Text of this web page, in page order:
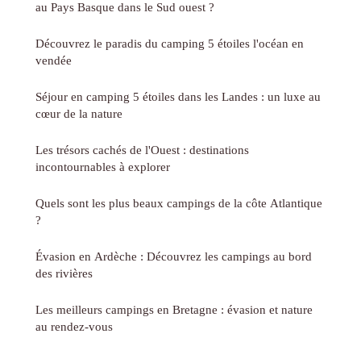
au Pays Basque dans le Sud ouest ?
Découvrez le paradis du camping 5 étoiles l'océan en
vendée
Séjour en camping 5 étoiles dans les Landes : un luxe au
cœur de la nature
Les trésors cachés de l'Ouest : destinations
incontournables à explorer
Quels sont les plus beaux campings de la côte Atlantique
?
Évasion en Ardèche : Découvrez les campings au bord
des rivières
Les meilleurs campings en Bretagne : évasion et nature
au rendez-vous